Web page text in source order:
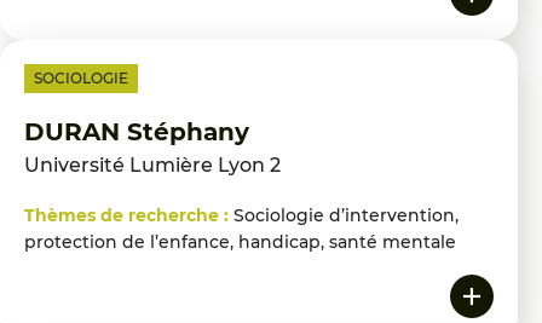
SOCIOLOGIE
DURAN Stéphany
Université Lumière Lyon 2
Thèmes de recherche : Sociologie d’intervention,
protection de l’enfance, handicap, santé mentale